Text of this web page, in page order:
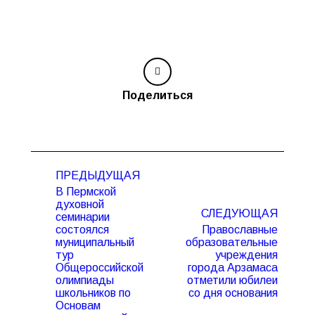
Поделиться
записям
ПРЕДЫДУЩАЯ
Предыдущая
запись:
В Пермской
духовной
семинарии
состоялся
муниципальный
тур
Общероссийской
олимпиады
школьников по
Основам
СЛЕДУЮЩАЯ
Следующая
запись:
Православные
образовательные
учреждения
города Арзамаса
отметили юбилеи
со дня основания